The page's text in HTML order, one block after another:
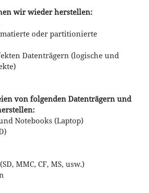
wir wieder herstellen:
oder partitionierte
Datenträgern (logische und
von folgenden Datenträgern und
Notebooks (Laptop)
MMC, CF, MS, usw.)